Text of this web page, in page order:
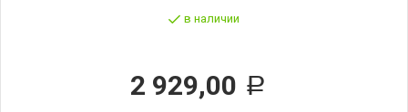
в наличии
2 929,00 Р